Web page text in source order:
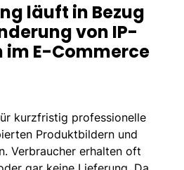
läuft in Bezug
von IP-
im E-Commerce
kurzfristig professionelle
Produktbildern und
Verbraucher erhalten oft